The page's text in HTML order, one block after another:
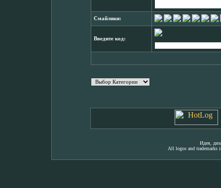
Смайлики:
Введите код:
Идея,
All logos and trademarks